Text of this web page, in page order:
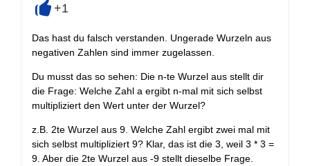
+1
Das hast du falsch verstanden. Ungerade Wurzeln aus
negativen Zahlen sind immer zugelassen.
Du musst das so sehen: Die n-te Wurzel aus stellt dir
die Frage: Welche Zahl a ergibt n-mal mit sich selbst
multipliziert den Wert unter der Wurzel?
z.B. 2te Wurzel aus 9. Welche Zahl ergibt zwei mal mit
sich selbst multipliziert 9? Klar, das ist die 3, weil 3 * 3 =
9. Aber die 2te Wurzel aus -9 stellt dieselbe Frage.